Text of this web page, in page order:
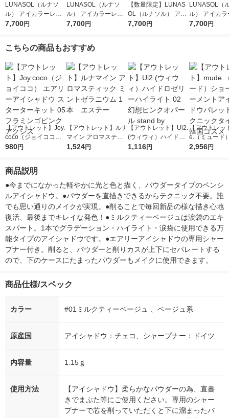
LUNASOL（ルナソ
ル） アイカラーレー
ションＮ 20
7,700円
LUNASOL（ルナソ
ル） アイカラーレー
ションＮ 17
7,700円
【数量限定】LUNAS
OL（ルナソル） アイ
カラーレーションN 1
7,700円
LUNASOL（
ル） アイカラーレー
ションＮ 18
7,700円
こちらの商品もおすすめ
【アウトレット】Joy.
coco（ジョイココ）
エアリーアイシャドウ
クシス
980円
【アウトレット】ルナ
マイン アロマスティ
ック ミントゼラニウ
1,524円
【アウトレット】Ui2.
(ウィウィ）ハイドロ
ゼリーハイライト 02
1,116円
【アウトレッ
e.（ミュード
ルモーメント
2,956円
商品説明
●今までになかった軽やかに光と色と描く、パウダータイプのペンシ
ルアイシャドウ。●パウダーを直描きできるからテクニック不要。誰
でも思い通りのメイクが実現。●削ることで毎回新品の様な描き心地
復活、最後までキレイな発色！●ミルクティーベージュは涙袋のエキ
スパート。1本でグラデーション・ハイライト・涙袋に使用できる万
能タイプのアイシャドウです。●エアリーアイシャドウの専用シャー
プナー付き。削ると、パウダーと削りカスが上下にセパレートする
ので、下のケースにたまったパウダーもメイクに使用できます。
商品仕様/スペック
カラー #01ミルクティーベージュ 、ベージュ系
原産国 アイシャドウ：チェコ、シャープナー：ドイツ
内容量 1.15ｇ
使用方法
【アイシャドウ】柔らかなパウダーの為、直書
きでまぶた等にご使用ください。専用のシャー
プナーで芯を削っていただくと下に溜まったパ